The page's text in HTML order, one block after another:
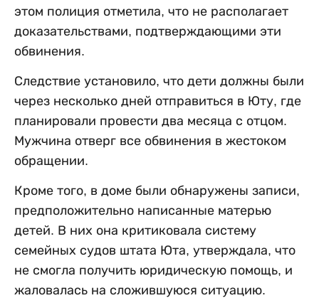
этом полиция отметила, что не располагает
доказательствами, подтверждающими эти
обвинения.
Следствие установило, что дети должны были
через несколько дней отправиться в Юту, где
планировали провести два месяца с отцом.
Мужчина отверг все обвинения в жестоком
обращении.
Кроме того, в доме были обнаружены записи,
предположительно написанные матерью
детей. В них она критиковала систему
семейных судов штата Юта, утверждала, что
не смогла получить юридическую помощь, и
жаловалась на сложившуюся ситуацию.